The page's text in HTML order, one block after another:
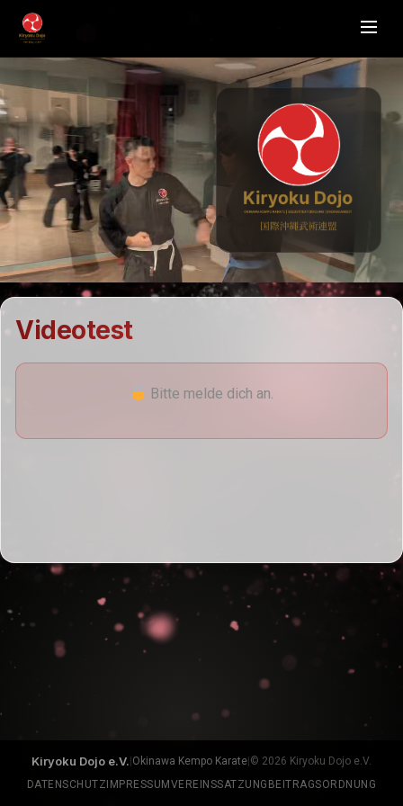
Videotest
Bitte melde dich an.
Kiryoku Dojo e.V. Okinawa Kempo Karate © 2026 Kiryoku Dojo e.V.
DATENSCHUTZ IMPRESSUM VEREINSSATZUNG BEITRAGSORDNUNG